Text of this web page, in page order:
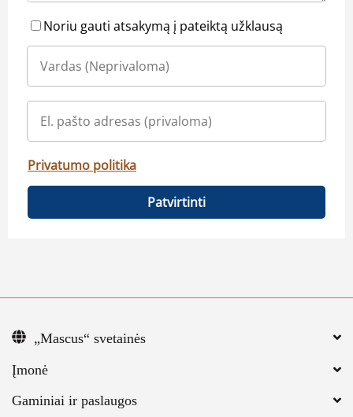
Noriu gauti atsakymą į pateiktą užklausą
Privatumo politika
Patvirtinti
Įmonė
Gaminiai ir paslaugos
„Mascus“ svetainės